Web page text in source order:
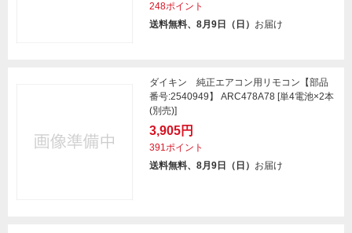
248ポイント
送料無料、8月9日（日） お届け
ダイキン 純正エアコン用リモコン【部品
番号:2540949】 ARC478A78 [単4電池×2本
(別売)]
3,905円
391ポイント
送料無料、8月9日（日） お届け